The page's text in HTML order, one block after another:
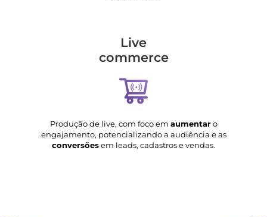
Live
commerce
Produção de live, com foco em aumentaro
engajamento, potencializando a audiência e as
conversõesem leads, cadastros e vendas.